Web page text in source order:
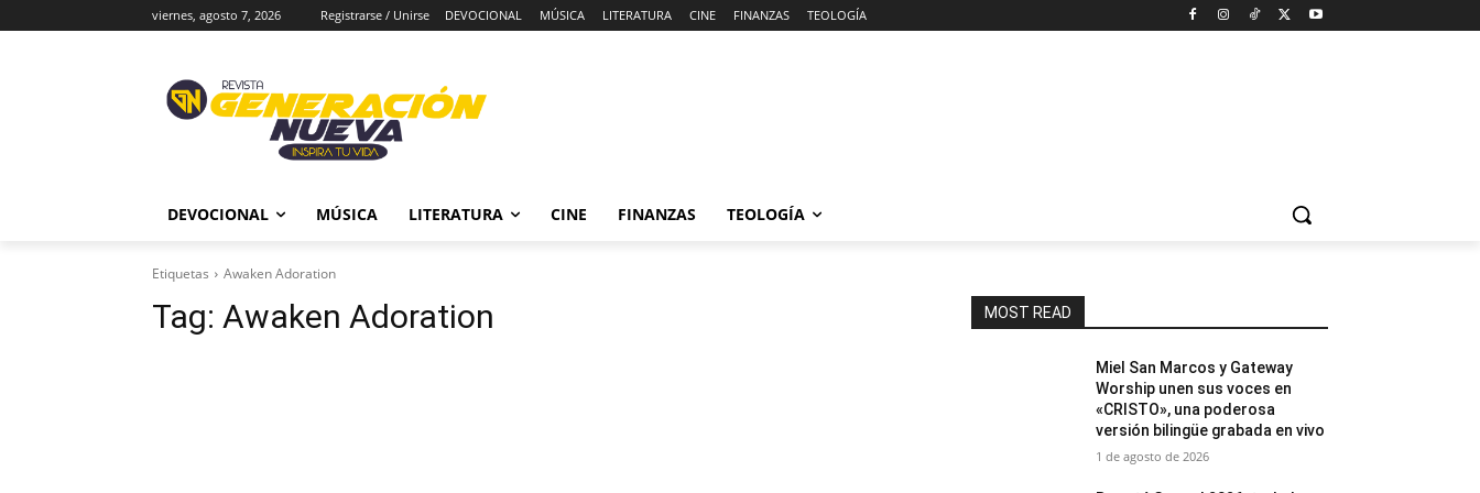
viernes, agosto 7, 2026 Registrarse / Unirse DEVOCIONAL MÚSICA LITERATURA CINE FINANZAS TEOLOGÍA
DEVOCIONAL MÚSICA LITERATURA CINE FINANZAS TEOLOGÍA
Etiquetas Awaken Adoration
Tag: Awaken Adoration MOST READ
Miel San Marcos y Gateway
Worship unen sus voces en
«CRISTO», una poderosa
versión bilingüe grabada en vivo
1 de agosto de 2026